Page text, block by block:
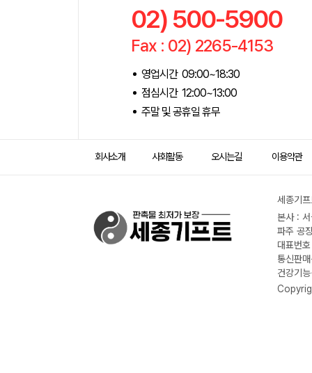
02) 500-5900
Fax : 02) 2265-4153
영업시간 09:00~18:30
점심시간 12:00~13:00
주말 및 공휴일 휴무
회사소개 사회활동 오시는길 이용약관
세종기
본사 :
파주 공
대표번
통신판
건강기